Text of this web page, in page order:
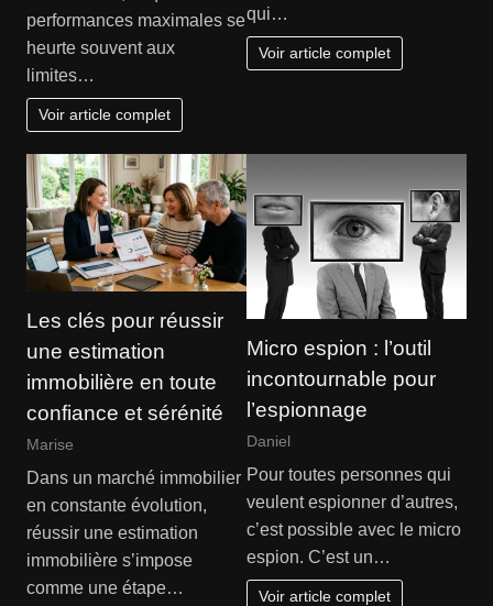
performances maximales se
heurte souvent aux
limites…
Voir article complet
qui…
Voir article complet
Les clés pour réussir
une estimation
immobilière en toute
confiance et sérénité
Marise
Dans un marché immobilier
en constante évolution,
réussir une estimation
immobilière s’impose
comme une étape…
Micro espion : l’outil
incontournable pour
l’espionnage
Daniel
Pour toutes personnes qui
veulent espionner d’autres,
c’est possible avec le micro
espion. C’est un…
Voir article complet